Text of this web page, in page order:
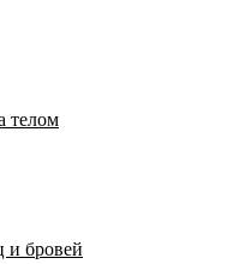
телом
и бровей